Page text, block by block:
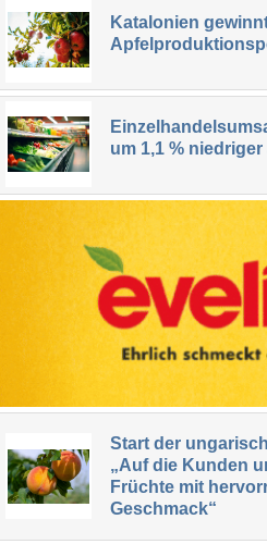
Katalonien
um 1,1 %
Start der
„Auf die Kunden
Früchte mit
Geschmack“